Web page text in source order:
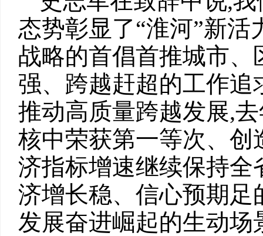
态势彰显了“淮河”新
战略的首倡首推城市
强、跨越赶超的工作
推动高质量跨越发展,
核中荣获第一等次、
济指标增速继续保持
济增长稳、信心预期
发展奋进崛起的生动场